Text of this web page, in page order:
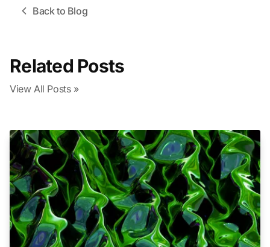
Back to Blog
Related Posts
View All Posts »